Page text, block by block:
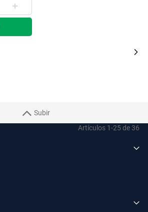
Artículos 1-25de 36
Subir